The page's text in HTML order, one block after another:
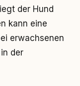
der Hund
kann eine
erwachsenen
der